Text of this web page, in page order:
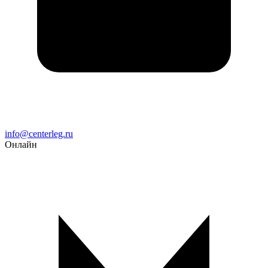
Email
info@centerleg.ru
Онлайн